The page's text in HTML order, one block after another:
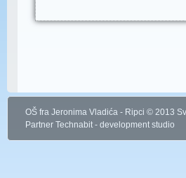
OŠ fra Jeronima Vladića - Ripci © 2013
Partner Technabit - development studio